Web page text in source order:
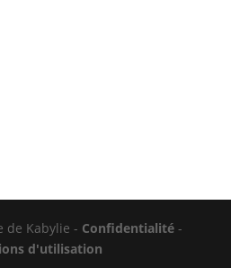
de Kabylie - Confidentialité -
d'utilisation